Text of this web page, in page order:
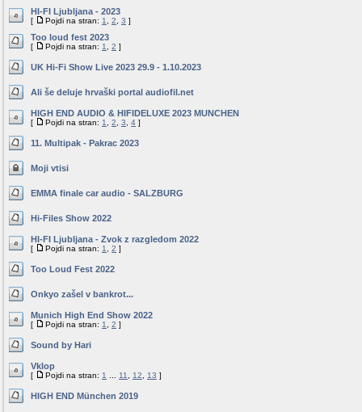
HI-FI Ljubljana - 2023
[ Pojdi na stran: 1 2 3 ]
Too loud fest 2023
[ Pojdi na stran: 1 2 ]
UK Hi-Fi Show Live 2023 29.9 - 1.10.2023
Ali še deluje hrvaški portal audiofil.net
HIGH END AUDIO & HIFIDELUXE 2023 MUNCHEN
[ Pojdi na stran: 1 2 3 4 ]
11. Multipak - Pakrac 2023
Moji vtisi
EMMA finale car audio - SALZBURG
Hi-Files Show 2022
HI-FI Ljubljana - Zvok z razgledom 2022
[ Pojdi na stran: 1 2 ]
Too Loud Fest 2022
Onkyo zašel v bankrot...
Munich High End Show 2022
[ Pojdi na stran: 1 2 ]
Sound by Hari
Vklop
[ Pojdi na stran: 1 11 12 13 ]
HIGH END München 2019